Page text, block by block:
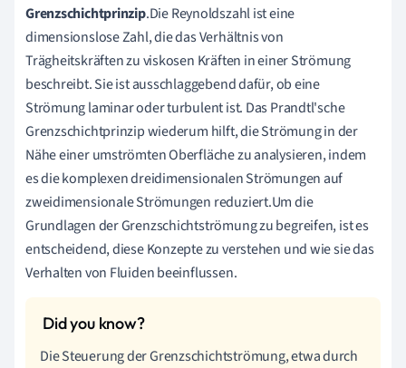
Grenzschichtprinzip.Die Reynoldszahl ist eine
dimensionslose Zahl, die das Verhältnis von
Trägheitskräften zu viskosen Kräften in einer Strömung
beschreibt. Sie ist ausschlaggebend dafür, ob eine
Strömung laminar oder turbulent ist. Das Prandtl'sche
Grenzschichtprinzip wiederum hilft, die Strömung in der
Nähe einer umströmten Oberfläche zu analysieren, indem
es die komplexen dreidimensionalen Strömungen auf
zweidimensionale Strömungen reduziert.Um die
Grundlagen der Grenzschichtströmung zu begreifen, ist es
entscheidend, diese Konzepte zu verstehen und wie sie das
Verhalten von Fluiden beeinflussen.
Die Steuerung der Grenzschichtströmung, etwa durch